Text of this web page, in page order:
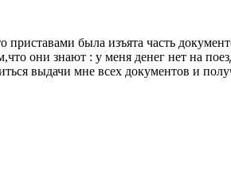
была изъята часть
они знают : у меня денег нет на
выдачи мне всех документов и